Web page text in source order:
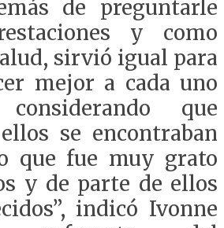
de preguntarle
y como
sirvió igual para
mejor a cada uno
que
se encontraban
que fue muy grato
y de parte de ellos
indicó Ivonne